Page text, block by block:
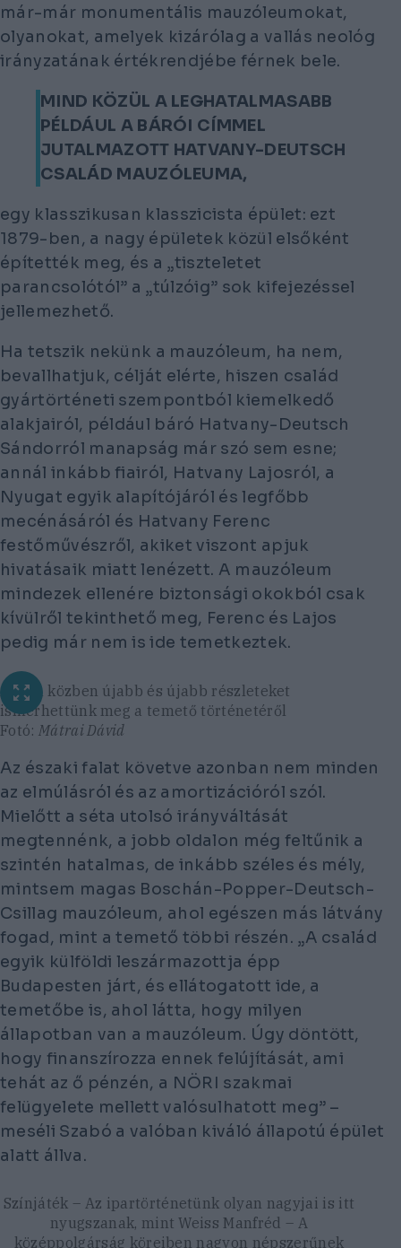
már-már monumentális mauzóleumokat,
olyanokat, amelyek kizárólag a vallás neológ
irányzatának értékrendjébe férnek bele.
MIND KÖZÜL A LEGHATALMASABB
PÉLDÁUL A BÁRÓI CÍMMEL
JUTALMAZOTT HATVANY-DEUTSCH
CSALÁD MAUZÓLEUMA,
egy klasszikusan klasszicista épület: ezt
1879-ben, a nagy épületek közül elsőként
építették meg, és a „tiszteletet
parancsolótól” a „túlzóig” sok kifejezéssel
jellemezhető.
Ha tetszik nekünk a mauzóleum, ha nem,
bevallhatjuk, célját elérte, hiszen család
gyártörténeti szempontból kiemelkedő
alakjairól, például báró Hatvany-Deutsch
Sándorról manapság már szó sem esne;
annál inkább fiairól, Hatvany Lajosról, a
Nyugat egyik alapítójáról és legfőbb
mecénásáról és Hatvany Ferenc
festőművészről, akiket viszont apjuk
hivatásaik miatt lenézett. A mauzóleum
mindezek ellenére biztonsági okokból csak
kívülről tekinthető meg, Ferenc és Lajos
pedig már nem is ide temetkeztek.
A séta közben újabb és újabb részleteket
ismerhettünk meg a temető történetéről
Fotó: Mátrai Dávid
Az északi falat követve azonban nem minden
az elmúlásról és az amortizációról szól.
Mielőtt a séta utolsó irányváltását
megtennénk, a jobb oldalon még feltűnik a
szintén hatalmas, de inkább széles és mély,
mintsem magas Boschán-Popper-Deutsch-
Csillag mauzóleum, ahol egészen más látvány
fogad, mint a temető többi részén. „A család
egyik külföldi leszármazottja épp
Budapesten járt, és ellátogatott ide, a
temetőbe is, ahol látta, hogy milyen
állapotban van a mauzóleum. Úgy döntött,
hogy finanszírozza ennek felújítását, ami
tehát az ő pénzén, a NÖRI szakmai
felügyelete mellett valósulhatott meg” –
meséli Szabó a valóban kiváló állapotú épület
alatt állva.
Színjáték – Az ipartörténetünk olyan nagyjai is itt
nyugszanak, mint Weiss Manfréd – A
középpolgárság köreiben nagyon népszerűnek